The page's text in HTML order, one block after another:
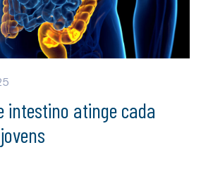
intestino atinge cada